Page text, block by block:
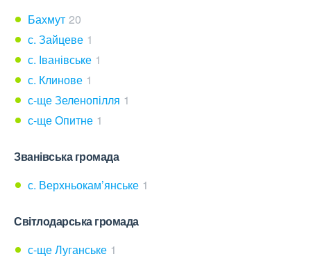
Бахмут 20
с. Зайцеве 1
с. Іванівське 1
с. Клинове 1
с-ще Зеленопілля 1
с-ще Опитне 1
Званівська громада
с. Верхньокам’янське 1
Світлодарська громада
с-ще Луганське 1